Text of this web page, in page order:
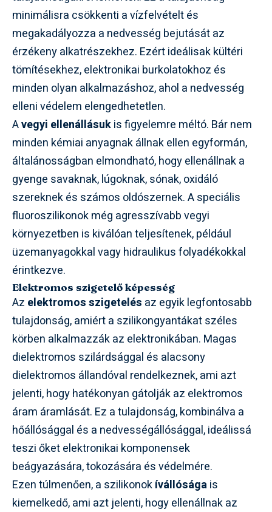
minimálisra csökkenti a vízfelvételt és
megakadályozza a nedvesség bejutását az
érzékeny alkatrészekhez. Ezért ideálisak kültéri
tömítésekhez, elektronikai burkolatokhoz és
minden olyan alkalmazáshoz, ahol a nedvesség
elleni védelem elengedhetetlen.
Avegyi ellenállásukis figyelemre méltó. Bár nem
minden kémiai anyagnak állnak ellen egyformán,
általánosságban elmondható, hogy ellenállnak a
gyenge savaknak, lúgoknak, sónak, oxidáló
szereknek és számos oldószernek. A speciális
fluoroszilikonok még agresszívabb vegyi
környezetben is kiválóan teljesítenek, például
üzemanyagokkal vagy hidraulikus folyadékokkal
érintkezve.
Elektromos szigetelő képesség
Az elektromos szigetelés az egyik legfontosabb
tulajdonság, amiért a szilikongyantákat széles
körben alkalmazzák az elektronikában. Magas
dielektromos szilárdsággal és alacsony
dielektromos állandóval rendelkeznek, ami azt
jelenti, hogy hatékonyan gátolják az elektromos
áram áramlását. Ez a tulajdonság, kombinálva a
hőállósággal és a nedvességállósággal, ideálissá
teszi őket elektronikai komponensek
beágyazására, tokozására és védelmére.
Ezen túlmenően, a szilikonokívállóságais
kiemelkedő, ami azt jelenti, hogy ellenállnak az